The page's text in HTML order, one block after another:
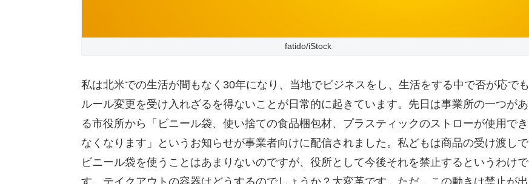
fatido/iStock
私は北米での生活が間もなく30年になり、当地でビジネスをし、生活をする中で否が応でも
ルール変更を受け入れざるを得ないことが日常的に起きています。先日は事業所の一つがあ
る市役所から「ビニール袋、使い捨ての食品梱包材、プラスティックのストローが使用でき
なくなります」というお知らせが事業者向けに配信されました。私どもは商品の受け渡しで
ビニール袋を使うことはあまりないのですが、役所として今後それを禁止するというわけで